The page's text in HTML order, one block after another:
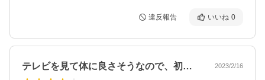
違反報告 いいね 0
テレビを見て体に良さそうなので、初めて… 2023/2/16